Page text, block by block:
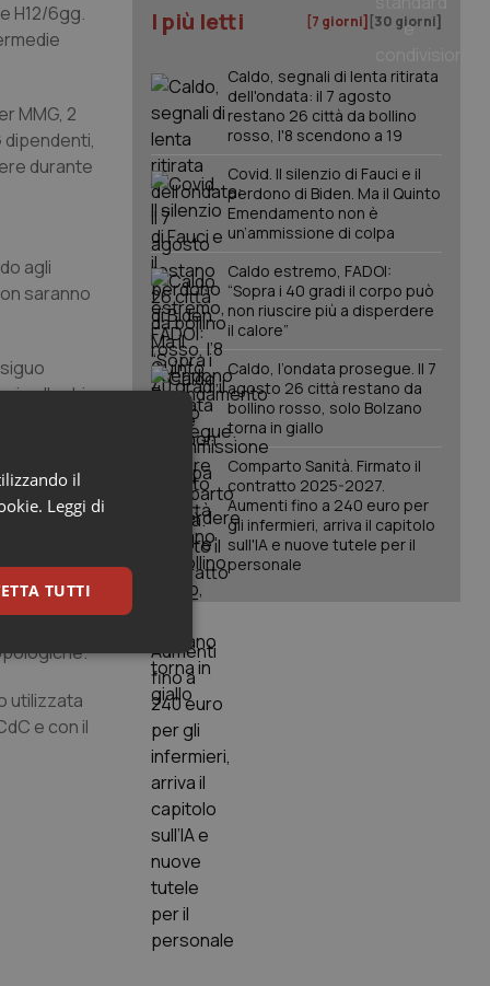
H12/6gg.
MMG, 2
dipendenti,
durante
agli
saranno
i colleghi
delle
e non
in altre
dagli
utilizzata
e con il
I più letti [7 giorni] [30 giorni]
Caldo, segnali di lenta ritirata
dell'ondata: il 7 agosto
restano 26 città da bollino
rosso, l'8 scendono a 19
Covid. Il silenzio di Fauci e il
perdono di Biden. Ma il Quinto
Emendamento non è
un’ammissione di colpa
Caldo estremo, FADOI:
“Sopra i 40 gradi il corpo può
non riuscire più a disperdere
il calore”
Caldo, l’ondata prosegue. Il 7
agosto 26 città restano da
bollino rosso, solo Bolzano
torna in giallo
Comparto Sanità. Firmato il
contratto 2025-2027.
Aumenti fino a 240 euro per
gli infermieri, arriva il capitolo
sull'IA e nuove tutele per il
personale
il
Leggi di
TUTTI